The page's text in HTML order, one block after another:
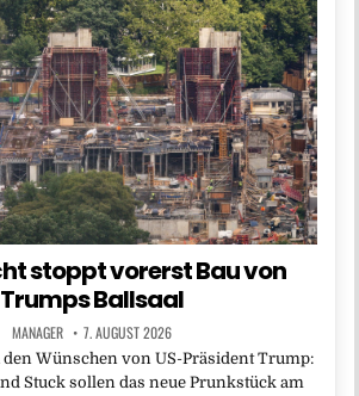
stoppt vorerst Bau von
Trumps Ballsaal
MANAGER 7. AUGUST 2026
Wünschen von US-Präsident Trump:
Stuck sollen das neue Prunkstück am